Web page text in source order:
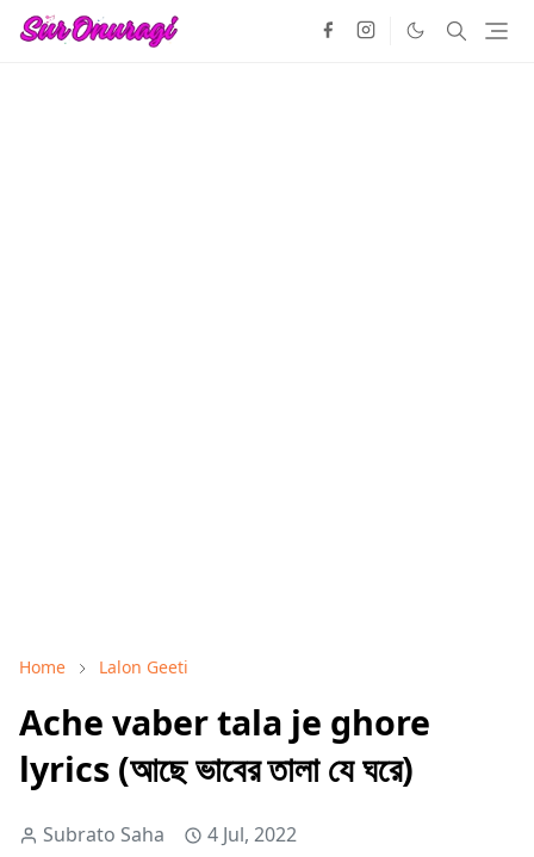
Home Lalon Geeti
Ache vaber tala je ghore
lyrics (আছে ভাবের তালা যে ঘরে)
Subrato Saha 4 Jul, 2022